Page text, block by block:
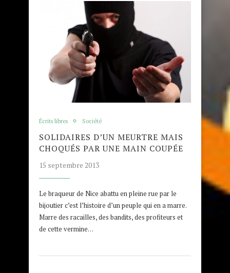
Écrits libres Société
SOLIDAIRES D’UN MEURTRE MAIS
CHOQUÉS PAR UNE MAIN COUPÉE
15 septembre 2013
Le braqueur de Nice abattu en pleine rue par le
bijoutier c’est l’histoire d’un peuple qui en a marre.
Marre des racailles, des bandits, des profiteurs et
de cette vermine…